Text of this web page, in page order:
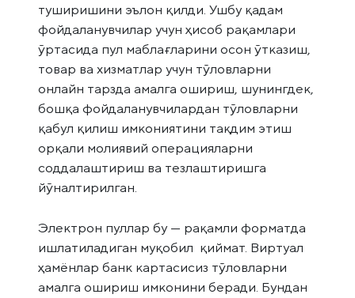
туширишини эълон қилди. Ушбу қадам
фойдаланувчилар учун ҳисоб рақамлари
ўртасида пул маблағларини осон ўтказиш,
товар ва хизматлар учун тўловларни
онлайн тарзда амалга ошириш, шунингдек,
бошқа фойдаланувчилардан тўловларни
қабул қилиш имкониятини тақдим этиш
орқали молиявий операцияларни
соддалаштириш ва тезлаштиришга
йўналтирилган.
Электрон пуллар бу — рақамли форматда
ишлатиладиган муқобил қиймат. Виртуал
ҳамёнлар банк картасисиз тўловларни
амалга ошириш имконини беради. Бундан